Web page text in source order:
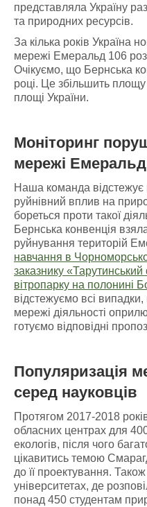
представляла Україну
та природних ресурсів.
За кілька років Україна
мережі Емеральд 106
Очікуємо, що Бернська
році. Це збільшить
площі України.
Моніторинг
мережі Емеральд
Наша команда відстежує
руйнівний вплив на
бореться проти такої
Бернська конвенція
руйнування територій
навчання в
заказнику «Тарутинський
вітропарку на полонині
відстежуємо всі
мережі діяльності
готуємо відповідні
Популяризація
серед науковців
Протягом 2017-2018
обласних центрах для
екологів, після чого
цікавитись темою
до її проектування.
університетах, де
понад 450 студентам